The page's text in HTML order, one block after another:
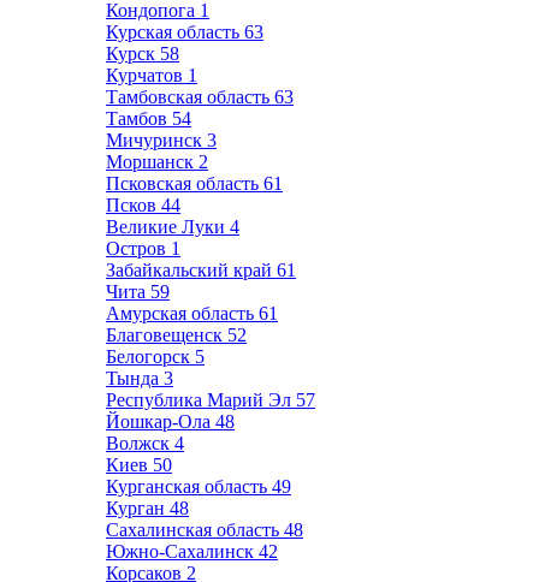
Кондопога 1
Курская область 63
Курск 58
Курчатов 1
Тамбовская область 63
Тамбов 54
Мичуринск 3
Моршанск 2
Псковская область 61
Псков 44
Великие Луки 4
Остров 1
Забайкальский край 61
Чита 59
Амурская область 61
Благовещенск 52
Белогорск 5
Тында 3
Республика Марий Эл 57
Йошкар-Ола 48
Волжск 4
Киев 50
Курганская область 49
Курган 48
Сахалинская область 48
Южно-Сахалинск 42
Корсаков 2